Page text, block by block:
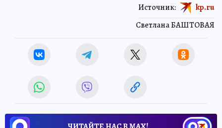
Светлана БАШТОВАЯ
Источник: kp.ru